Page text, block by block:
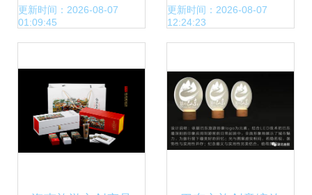
镇“破圈”共融
更新时间：2026-08-07
01:09:45
更新时间：2026-08-07
12:24:23